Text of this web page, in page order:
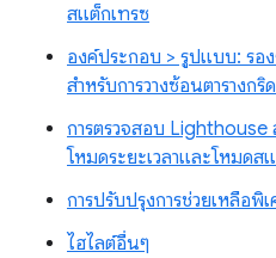
สแต็กเทรซ
องค์ประกอบ > รูปแบบ: รอ
สำหรับการวางซ้อนตารางก
การตรวจสอบ Lighthouse
โหมดระยะเวลาและโหมด
การปรับปรุงการช่วยเหลือพิ
ไฮไลต์อื่นๆ